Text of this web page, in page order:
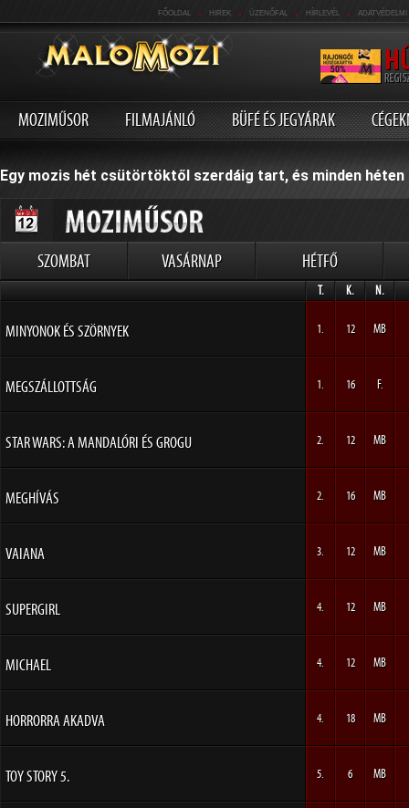
FŐOLDAL . HIREK . ÜZENŐFAL . HÍRLEVÉL . ADATVÉDELMI
MOZIMŰSOR FILMAJÁNLÓ BÜFÉ ÉS JEGYÁRAK
Egy mozis hét csütörtöktől szerdáig tart, és minden
SZOMBAT VASÁRNAP HÉTFŐ
T. K. N.
MINYONOK ÉS SZÖRNYEK 1. 12 MB
MEGSZÁLLOTTSÁG 1. 16 F.
STAR WARS: A MANDALÓRI ÉS GROGU 2. 12 MB
MEGHÍVÁS 2. 16 MB
VAIANA 3. 12 MB
SUPERGIRL 4. 12 MB
MICHAEL 4. 12 MB
HORRORRA AKADVA 4. 18 MB
TOY STORY 5. 5. 6 MB